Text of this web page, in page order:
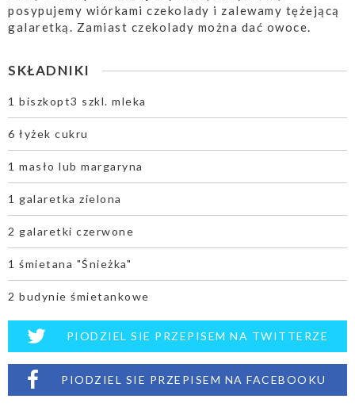
posypujemy wiórkami czekolady i zalewamy tężejącą
galaretką. Zamiast czekolady można dać owoce.
SKŁADNIKI
1 biszkopt3 szkl. mleka
6 łyżek cukru
1 masło lub margaryna
1 galaretka zielona
2 galaretki czerwone
1 śmietana "Śnieżka"
2 budynie śmietankowe
PIODZIEL SIE PRZEPISEM NA TWITTERZE
PIODZIEL SIE PRZEPISEM NA FACEBOOKU